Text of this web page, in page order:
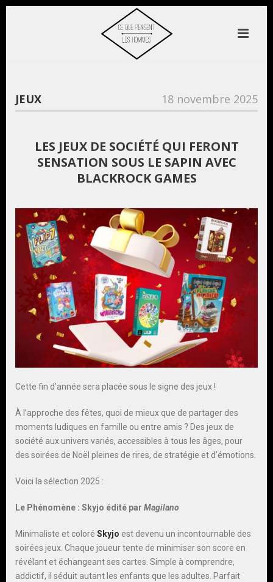
JEUX 18 novembre 2025
LES JEUX DE SOCIÉTÉ QUI FERONT
SENSATION SOUS LE SAPIN AVEC
BLACKROCK GAMES
Cette fin d’année sera placée sous le signe des jeux !
À l’approche des fêtes, quoi de mieux que de partager des
moments ludiques en famille ou entre amis ? Des jeux de
société aux univers variés, accessibles à tous les âges, pour
des soirées de Noël pleines de rires, de stratégie et d’émotions.
Voici la sélection 2025 :
Le Phénomène : Skyjo édité par Magilano
Minimaliste et coloré Skyjo est devenu un incontournable des
soirées jeux. Chaque joueur tente de minimiser son score en
révélant et échangeant ses cartes. Simple à comprendre,
addictif, il séduit autant les enfants que les adultes. Parfait